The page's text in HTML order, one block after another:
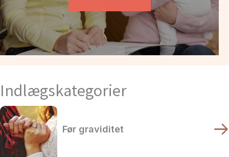
Indlægskategorier
Før graviditet